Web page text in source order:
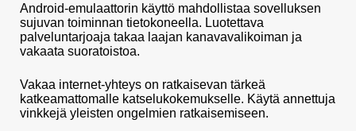
Android-emulaattorin käyttö mahdollistaa sovelluksen
sujuvan toiminnan tietokoneella. Luotettava
palveluntarjoaja takaa laajan kanavavalikoiman ja
vakaata suoratoistoa.
Vakaa internet-yhteys on ratkaisevan tärkeä
katkeamattomalle katselukokemukselle. Käytä annettuja
vinkkejä yleisten ongelmien ratkaisemiseen.